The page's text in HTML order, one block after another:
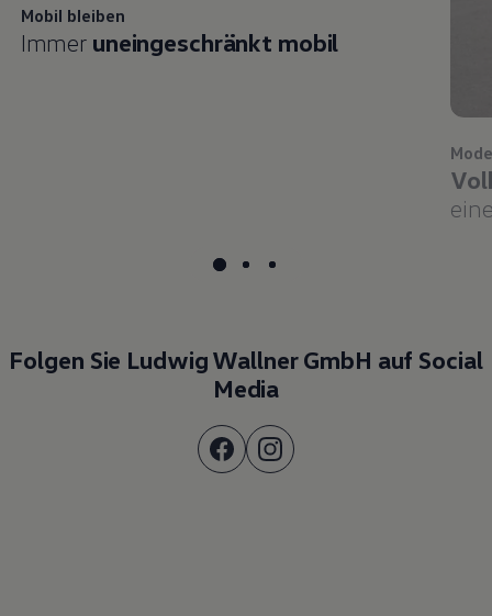
Mobil bleiben
Immer uneingeschränkt mobil
Folgen Sie Ludwig Wallner GmbH auf Social
Media